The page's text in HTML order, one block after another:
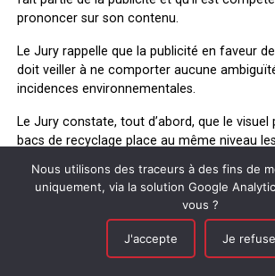
prononcer sur son contenu.
Le Jury rappelle que la publicité en faveur
doit veiller à ne comporter aucune
incidences environnementales.
Le Jury constate, tout d’abord, que le visuel
bacs de recyclage place au même niveau
recueillir les déchets nucléaires. Il opère
suggérant que le recyclage des déchets
production d’énergie nucléaire est aussi
Nous utilisons des traceurs à des fins de
uniquement, via la solution Google
vous ?
J'accepte Je refuse